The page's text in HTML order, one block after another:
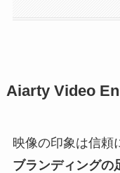
Aiarty Video
映像の印象は信頼
ブランディングの